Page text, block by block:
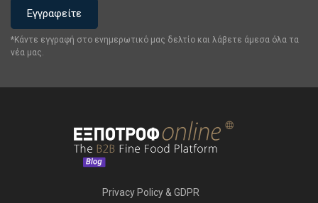
*Κάντε εγγραφή στο ενημερωτικό μας δελτίο και λάβετε άμεσα όλα τα
νέα μας.
Privacy Policy & GDPR